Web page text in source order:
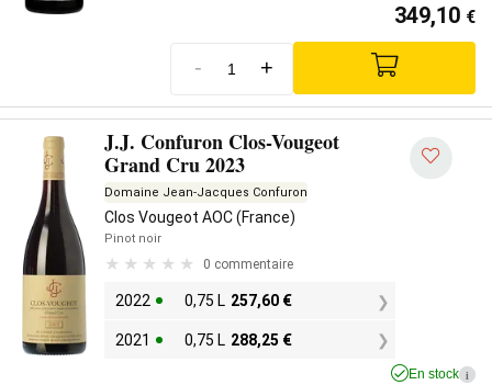
349,10 €
- +
J.J. Confuron Clos-Vougeot
Grand Cru 2023
Domaine Jean-Jacques Confuron
Clos Vougeot AOC (France)
Pinot noir
0 commentaire
2022 0,75 L 257,60 €
2021 0,75 L 288,25 €
En stock i